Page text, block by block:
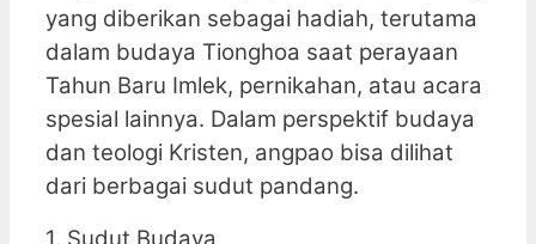
yang diberikan sebagai hadiah, terutama
dalam budaya Tionghoa saat perayaan
Tahun Baru Imlek, pernikahan, atau acara
spesial lainnya. Dalam perspektif budaya
dan teologi Kristen, angpao bisa dilihat
dari berbagai sudut pandang.
1. Sudut Budaya